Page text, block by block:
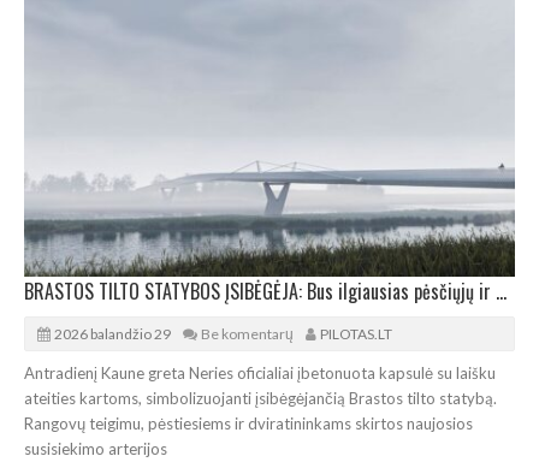
BRASTOS TILTO STATYBOS ĮSIBĖGĖJA: Bus ilgiausias pėsčiųjų ir dviratininkų tiltas per upę šalyje
2026 balandžio 29 Be komentarų PILOTAS.LT
Antradienį Kaune greta Neries oficialiai įbetonuota kapsulė su laišku
ateities kartoms, simbolizuojanti įsibėgėjančią Brastos tilto statybą.
Rangovų teigimu, pėstiesiems ir dviratininkams skirtos naujosios
susisiekimo arterijos